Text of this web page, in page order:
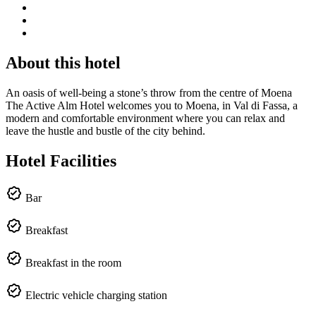
About this hotel
An oasis of well-being a stone’s throw from the centre of Moena
The Active Alm Hotel welcomes you to Moena, in Val di Fassa, a
modern and comfortable environment where you can relax and
leave the hustle and bustle of the city behind.
Hotel Facilities
Bar
Breakfast
Breakfast in the room
Electric vehicle charging station